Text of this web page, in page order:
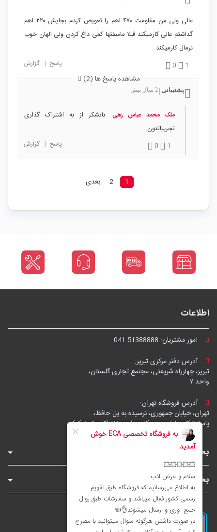
عالی ولی من مقاومت ۴۷۰ اهم را تعویض کردم بجایش ۲۲۰ اهم
گداشتم عالی کارمیکند قبلا ماسفتها کمی داغ کردن ولی الهان خوب
نرمال کارمیکند
1
0 پاسخ | گزارش
مشاهده پاسخ ها (2)
پشتیبانی 2 سال پیش
ملک محمد عباس زهی
باتشکر از به اشتراک گذاری
تجربیاتتون.
1
0 پاسخ | گزارش
1
2 بعدی
اطلاعات
امور مشتریان: 041-51388888
آدرس دفتر مرکزی تبریز:
تبریز، چهارراه شریعتی، مجتمع تجاری گلستان،
واحد ۷
آدرس فروشگاه تهران:
تهران، خیابان جمهوری، نرسیده به پل حافظ،
پاساژ توکل، طبقه زیرهمکف، واحد B6 (تاپ ترونیک)
بخش‌های فروشگاه
بخش‌های سایت